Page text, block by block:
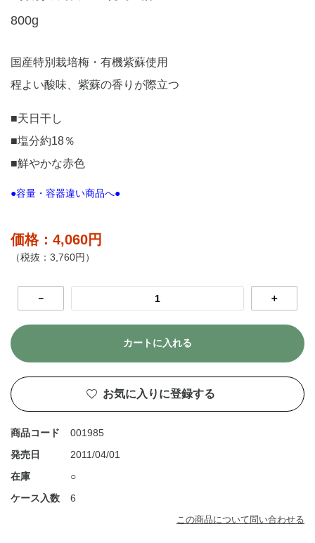
800g
国産特別栽培梅・有機紫蘇使用
程よい酸味、紫蘇の香りが際立つ
■天日干し
■塩分約18％
■鮮やかな赤色
●容量・容器違い商品へ●
価格：4,060円
（税抜：3,760円）
－ ＋
カートに入れる
お気に入りに登録する
商品コード
001985
発売日
2011/04/01
在庫
○
ケース入数
6
この商品について問い合わせる